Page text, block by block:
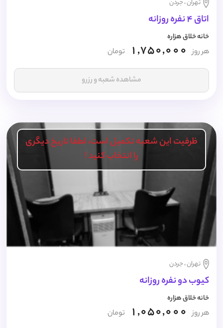
تهران ، جردن
اتاق 4 نفره روزانه
خانه خلاق هزاره
هر روز 1,750,000 تومان
مشاهده شعبه و رزرو
ظرفیت این شعبه تکمیل است، لطفا تاریخ دیگری
را انتخاب کنید !
تهران ، جردن
کیوب دو نفره روزانه
خانه خلاق هزاره
هر روز 1,050,000 تومان